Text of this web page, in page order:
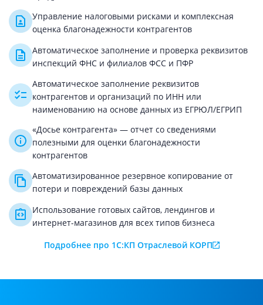
Управление налоговыми рисками и комплексная
оценка благонадежности контрагентов
Автоматическое заполнение и проверка реквизитов
инспекций ФНС и филиалов ФСС и ПФР
Автоматическое заполнение реквизитов
контрагентов и организаций по ИНН или
наименованию на основе данных из ЕГРЮЛ/ЕГРИП
«Досье контрагента» — отчет со сведениями
полезными для оценки благонадежности
контрагентов
Автоматизированное резервное копирование от
потери и повреждений базы данных
Использование готовых сайтов, лендингов и
интернет-магазинов для всех типов бизнеса
Подробнее про 1С:КП Отраслевой КОРП